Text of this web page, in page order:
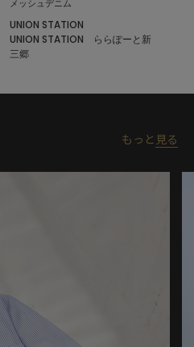
メッシュデニム
UNION STATION
UNION STATION ららぽーと新
三郷
もっと 見る